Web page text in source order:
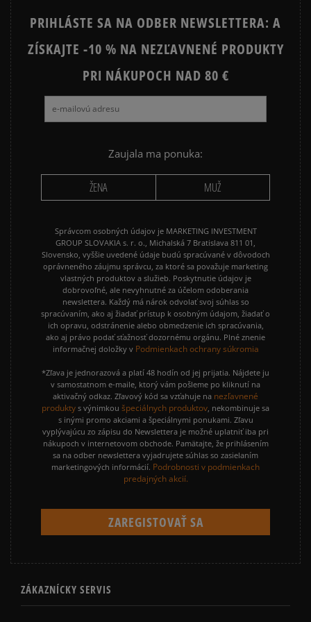
NIKE HOODIES NIKE SPORTSWEAR
JARNÉ OBLEČENIE JESENNÉ OBLEČENIE
ZIMNÉ OBLEČENIE
PRIHLÁSTE SA NA ODBER NEWSLETTERA: A
ZÍSKAJTE -10 % NA NEZĽAVNENÉ PRODUKTY
PRI NÁKUPOCH NAD 80 €
Zaujala ma ponuka:
ŽENA MUŽ
Správcom osobných údajov je MARKETING INVESTMENT
GROUP SLOVAKIA s. r. o., Michalská 7 Bratislava 811 01,
Slovensko, vyššie uvedené údaje budú spracúvané v dôvodoch
oprávneného záujmu správcu, za ktoré sa považuje marketing
vlastných produktov a služieb. Poskytnutie údajov je
dobrovoľné, ale nevyhnutné za účelom odoberania
newslettera. Každý má nárok odvolať svoj súhlas so
spracúvaním, ako aj žiadať prístup k osobným údajom, žiadať o
ich opravu, odstránenie alebo obmedzenie ich spracúvania,
ako aj právo podať sťažnosť dozornému orgánu. Plné znenie
informačnej doložky v Podmienkach ochrany súkromia
*Zľava je jednorazová a platí 48 hodín od jej prijatia. Nájdete ju
v samostatnom e-maile, ktorý vám pošleme po kliknutí na
aktivačný odkaz. Zľavový kód sa vzťahuje na nezľavnené
produkty s výnimkou špeciálnych produktov, nekombinuje sa
s inými promo akciami a špeciálnymi ponukami. Zľavu
vyplývajúcu zo zápisu do Newslettera je možné uplatniť iba pri
nákupoch v internetovom obchode. Pamätajte, že prihlásením
sa na odber newslettera vyjadrujete súhlas so zasielaním
marketingových informácií. Podrobnosti v podmienkach
predajných akcií.
ZÁKAZNÍCKY SERVIS